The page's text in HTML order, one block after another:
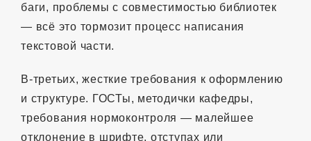
баги, проблемы с совместимостью библиотек
— всё это тормозит процесс написания
текстовой части.
В-третьих, жесткие требования к оформлению
и структуре. ГОСТы, методички кафедры,
требования нормоконтроля — малейшее
отклонение в шрифте, отступах или